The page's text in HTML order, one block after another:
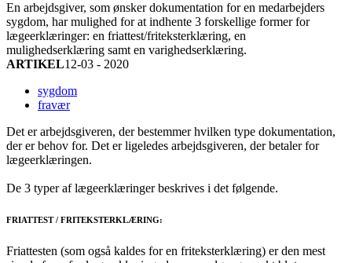
En arbejdsgiver, som ønsker dokumentation for en medarbejders
sygdom, har mulighed for at indhente 3 forskellige former for
lægeerklæringer: en friattest/friteksterklæring, en
mulighedserklæring samt en varighedserklæring.
ARTIKEL12-03 - 2020
sygdom
fravær
Det er arbejdsgiveren, der bestemmer hvilken type dokumentation,
der er behov for. Det er ligeledes arbejdsgiveren, der betaler for
lægeerklæringen.
De 3 typer af lægeerklæringer beskrives i det følgende.
FRIATTEST / FRITEKSTERKLÆRING:
Friattesten (som også kaldes for en friteksterklæring) er den mest